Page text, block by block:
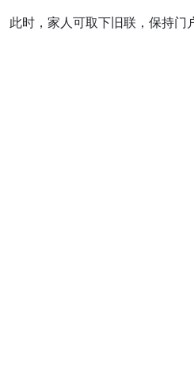
此时，家人可取下旧联，保持